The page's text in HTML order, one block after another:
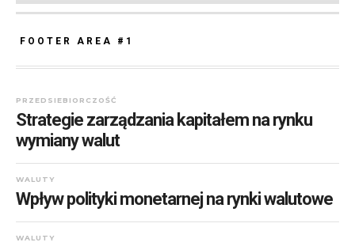
FOOTER AREA #1
PRZEDSIEBIORCZOŚĆ
Strategie zarządzania kapitałem na rynku
wymiany walut
WALUTY
Wpływ polityki monetarnej na rynki walutowe
WALUTY